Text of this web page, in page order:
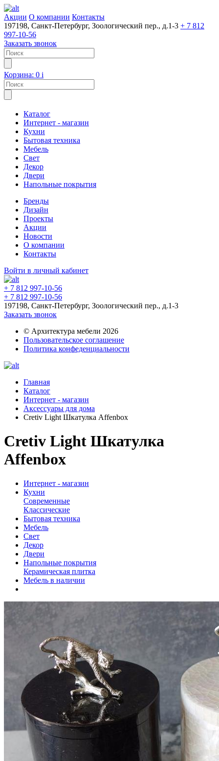
Акции О компании Контакты
197198, Санкт-Петербург, Зоологический пер., д.1-3 + 7 812
997-10-56
Заказать звонок
Корзина: 0 i
Каталог
Интернет - магазин
Кухни
Бытовая техника
Мебель
Свет
Декор
Двери
Напольные покрытия
Бренды
Дизайн
Проекты
Акции
Новости
О компании
Контакты
Войти в личный кабинет
+ 7 812 997-10-56
+ 7 812 997-10-56
197198, Санкт-Петербург, Зоологический пер., д.1-3
Заказать звонок
© Архитектура мебели 2026
Пользовательское соглашение
Политика конфеденциальности
Главная
Каталог
Интернет - магазин
Аксессуары для дома
Cretiv Light Шкатулка Affenbox
Cretiv Light Шкатулка
Affenbox
Интернет - магазин
Кухни
Современные
Классические
Бытовая техника
Мебель
Свет
Декор
Двери
Напольные покрытия
Керамическая плитка
Мебель в наличии